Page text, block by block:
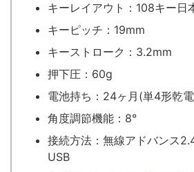
キーレイアウト：108キー日
キーピッチ：19mm
キーストローク：3.2mm
押下圧：60g
電池持ち：24ヶ月(単4形乾
角度調節機能：8°
接続方法：無線アドバンス
USB